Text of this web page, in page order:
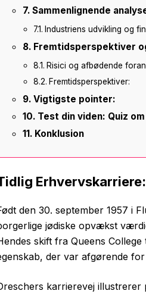
Sammenlignende
Industriens udvikling og
Fremtidsperspektiver
Risici og afbødende
Fremtidsperspektiver:
Vigtigste pointer:
Test din viden: Quiz
Konklusion
den 30. september 1957 i
jødiske opvækst
skift fra Queens
der var afgørende
karrierevej illustrerer